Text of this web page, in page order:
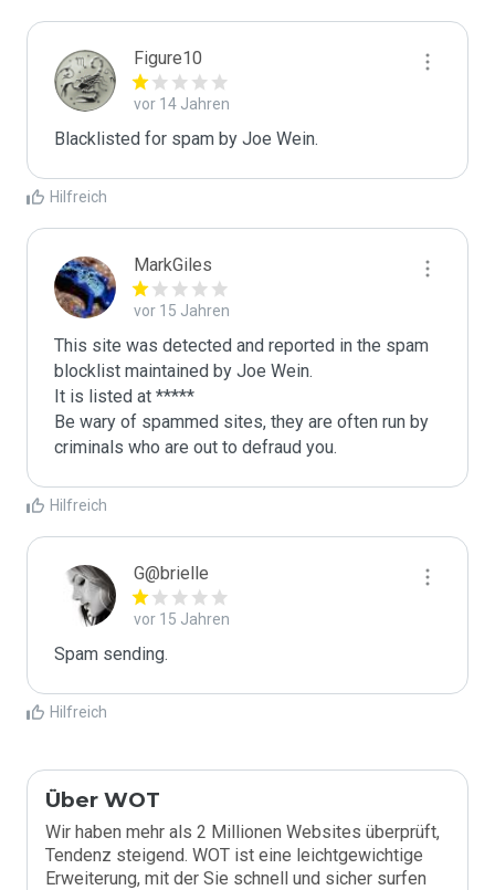
Figure10
vor 14 Jahren
Blacklisted for spam by Joe Wein.
Hilfreich
MarkGiles
vor 15 Jahren
This site was detected and reported in the spam
blocklist maintained by Joe Wein.
It is listed at *****
Be wary of spammed sites, they are often run by
criminals who are out to defraud you.
Hilfreich
G@brielle
vor 15 Jahren
Spam sending.
Hilfreich
Über WOT
Wir haben mehr als 2 Millionen Websites überprüft,
Tendenz steigend. WOT ist eine leichtgewichtige
Erweiterung, mit der Sie schnell und sicher surfen